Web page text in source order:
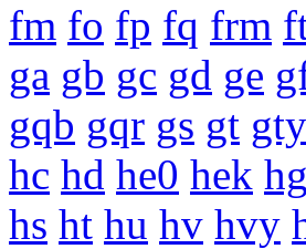
fm fo fp fq frm
ga gb gc gd ge
gqb gqr gs gt gty
hc hd he0 hek hg
hs ht hu hv hvy